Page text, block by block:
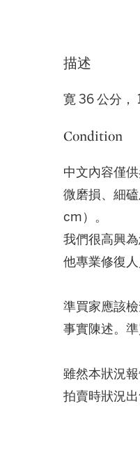
描述
寛 36 公分，
Condition
中文內容僅
微磨損、細
cm）。
我們很高興
他專業修復
準買家應該
事實陳述。
雖然本狀況
拍賣時狀況出